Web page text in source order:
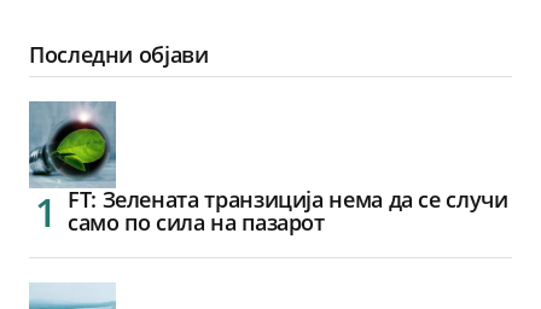
Последни објави
FT: Зелената транзиција нема да се случи
само по сила на пазарот